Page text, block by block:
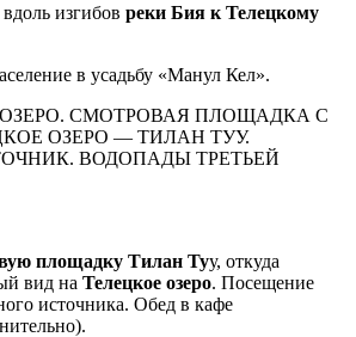
изгибов реки Бия к Телецкому
в усадьбу «Манул Кел».
ОЗЕРО. СМОТРОВАЯ ПЛОЩАДКА С
ОЗЕРО — ТИЛАН ТУУ.
ВОДОПАДЫ ТРЕТЬЕЙ
площадку Тилан Туу, откуда
вид на Телецкое озеро. Посещение
источника. Обед в кафе